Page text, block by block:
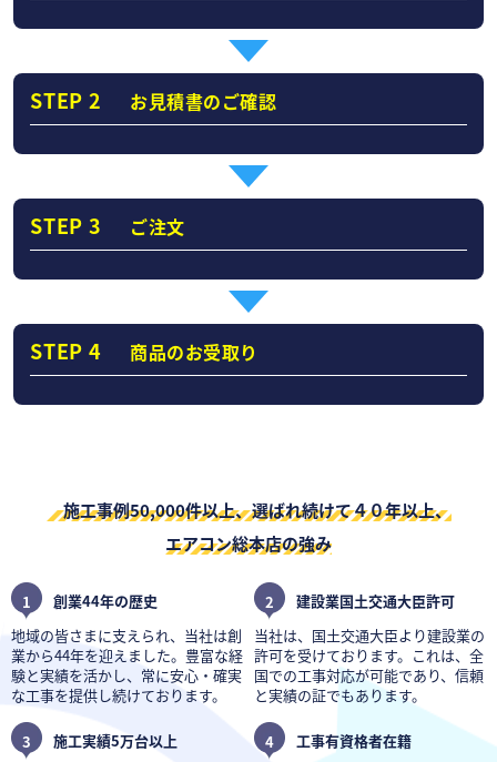
STEP 2 お見積書のご確認
STEP 3 ご注文
STEP 4 商品のお受取り
施工事例50,000件以上、選ばれ続けて４０年以上、
エアコン総本店の強み
1
創業44年の歴史
地域の皆さまに支えられ、当社は創
業から44年を迎えました。豊富な経
験と実績を活かし、常に安心・確実
な工事を提供し続けております。
2
建設業国土交通大臣許可
当社は、国土交通大臣より建設業の
許可を受けております。これは、全
国での工事対応が可能であり、信頼
と実績の証でもあります。
3
施工実績5万台以上
4
工事有資格者在籍